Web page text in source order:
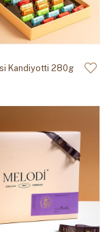
Kandiyotti 280g